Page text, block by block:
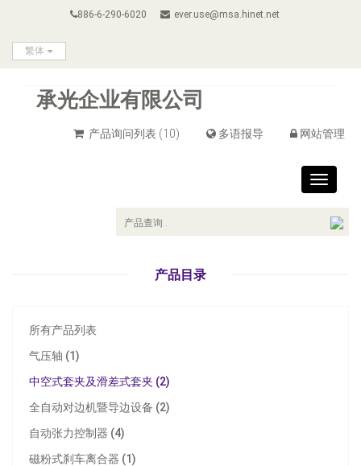
886-6-290-6020 ever.use@msa.hinet.net
繁体
承光企业有限公司
产品询问列表 (10) 多语报导 网站管理
Toggle
产品目录
所有产品列表
气压轴 (1)
中空式套夹及滑差式套夹 (2)
全自动对边机暨导边设备 (2)
自动张力控制器 (4)
磁粉式刹车离合器 (1)